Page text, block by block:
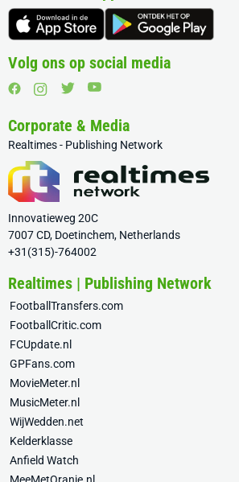
Volg ons op social media
Corporate & Media
Realtimes - Publishing Network
Innovatieweg 20C
7007 CD, Doetinchem, Netherlands
+31(315)-764002
Realtimes | Publishing Network
FootballTransfers.com
FootballCritic.com
FCUpdate.nl
GPFans.com
MovieMeter.nl
MusicMeter.nl
WijWedden.net
Kelderklasse
Anfield Watch